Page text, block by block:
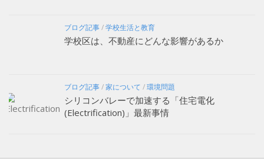
ブログ記事/学校生活と教育
学校区は、不動産にどんな影響があるか
ブログ記事/家について /環境問題
シリコンバレーで加速する「住宅電化
(Electrification)」最新事情